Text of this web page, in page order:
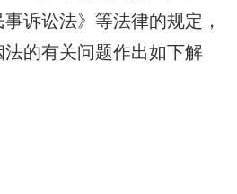
事诉讼法》等法律的规定，
的有关问题作出如下解